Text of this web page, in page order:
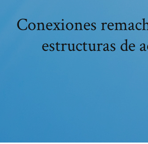
Conexiones
estructuras de